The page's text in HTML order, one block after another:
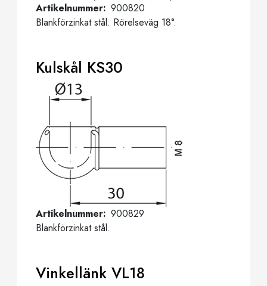
Artikelnummer 900820
Blankförzinkat stål. Rörelseväg 18°.
Kulskål KS30
Artikelnummer 900829
Blankförzinkat stål.
Vinkellänk VL18